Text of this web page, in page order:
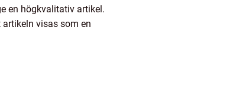
en högkvalitativ artikel.
visas som en